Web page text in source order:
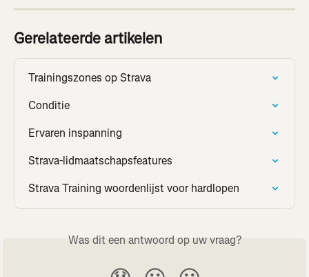
Gerelateerde artikelen
Trainingszones op Strava
Conditie
Ervaren inspanning
Strava-lidmaatschapsfeatures
Strava Training woordenlijst voor hardlopen
Was dit een antwoord op uw vraag?